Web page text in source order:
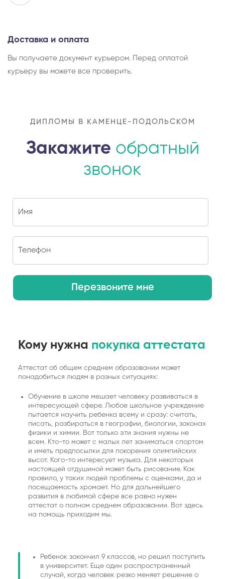
Доставка и оплата
Вы получаете документ курьером. Перед оплатой
курьеру вы можете все проверить.
ДИПЛОМЫ В КАМЕНЦЕ-ПОДОЛЬСКОМ
Закажите обратный
звонок
Перезвоните мне
Кому нужна покупка аттестата
Аттестат об общем среднем образовании может
понадобиться людям в разных ситуациях:
Обучение в школе мешает человеку развиваться в
интересующей сфере. Любое школьное учреждение
пытается научить ребенка всему и сразу: считать,
писать, разбираться в географии, биологии, законах
физики и химии. Вот только эти знания нужны не
всем. Кто-то может с малых лет заниматься спортом
и иметь предпосылки для покорения олимпийских
высот. Кого-то интересует музыка. Для некоторых
настоящей отдушиной может быть рисование. Как
правило, у таких людей проблемы с оценками, да и
посещаемость хромает. Но для дальнейшего
развития в любимой сфере все равно нужен
аттестат о полном среднем образовании. Вот здесь
на помощь приходим мы.
Ребенок закончил 9 классов, но решил поступить
в университет. Еще один распространенный
случай, когда человек резко меняет решение о